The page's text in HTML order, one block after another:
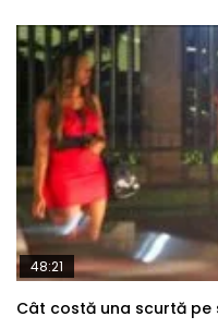
48:21
Cât costă una scurtă pe